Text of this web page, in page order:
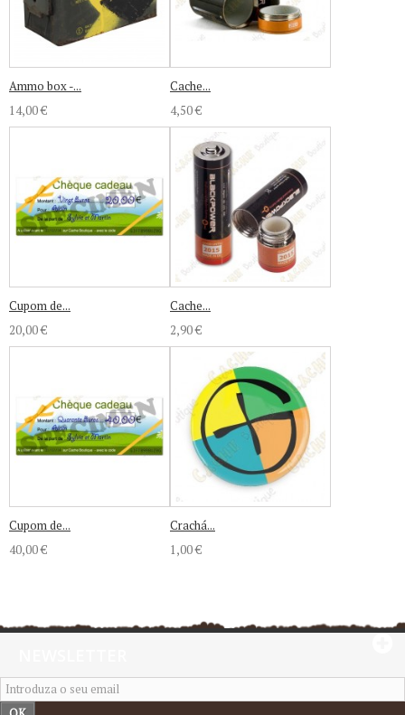
Ammo box -...
14,00 €
Cache...
4,50 €
Cupom de...
20,00 €
Cache...
2,90 €
Cupom de...
40,00 €
Crachá...
1,00 €